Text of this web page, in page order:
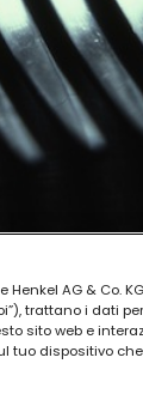
Henkel AG & Co.
trattano i dati
sito web e
tuo dispositivo